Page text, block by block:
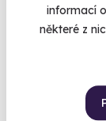
informací
některé z